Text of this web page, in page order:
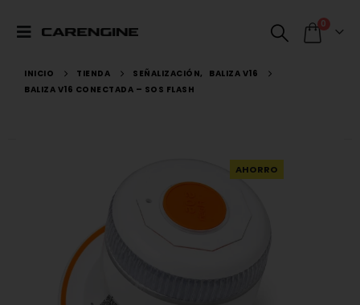
0
INICIO TIENDA SEÑALIZACIÓN,
BALIZA V16
BALIZA V16 CONECTADA – SOS FLASH
AHORRO